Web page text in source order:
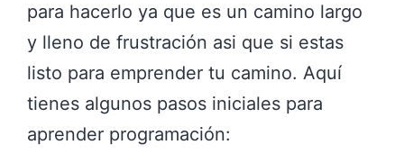
para hacerlo ya que es un camino largo
y lleno de frustración asi que si estas
listo para emprender tu camino. Aquí
tienes algunos pasos iniciales para
aprender programación: